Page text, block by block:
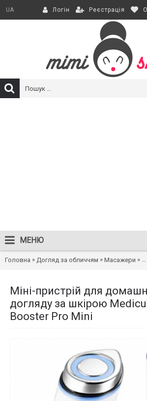
UA Логін Реєстрація
МЕНЮ
Головна » Догляд за обличчям » Масажери »
Міні-пристрій для
догляду за шкірою
Booster Pro Mini